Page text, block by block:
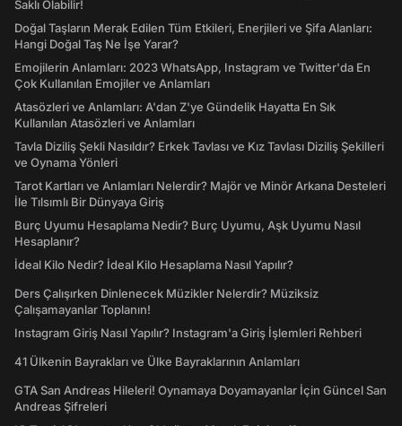
Saklı Olabilir!
Doğal Taşların Merak Edilen Tüm Etkileri, Enerjileri ve Şifa Alanları:
Hangi Doğal Taş Ne İşe Yarar?
Emojilerin Anlamları: 2023 WhatsApp, Instagram ve Twitter'da En
Çok Kullanılan Emojiler ve Anlamları
Atasözleri ve Anlamları: A'dan Z'ye Gündelik Hayatta En Sık
Kullanılan Atasözleri ve Anlamları
Tavla Diziliş Şekli Nasıldır? Erkek Tavlası ve Kız Tavlası Diziliş Şekilleri
ve Oynama Yönleri
Tarot Kartları ve Anlamları Nelerdir? Majör ve Minör Arkana Desteleri
İle Tılsımlı Bir Dünyaya Giriş
Burç Uyumu Hesaplama Nedir? Burç Uyumu, Aşk Uyumu Nasıl
Hesaplanır?
İdeal Kilo Nedir? İdeal Kilo Hesaplama Nasıl Yapılır?
Ders Çalışırken Dinlenecek Müzikler Nelerdir? Müziksiz
Çalışamayanlar Toplanın!
Instagram Giriş Nasıl Yapılır? Instagram'a Giriş İşlemleri Rehberi
41 Ülkenin Bayrakları ve Ülke Bayraklarının Anlamları
GTA San Andreas Hileleri! Oynamaya Doyamayanlar İçin Güncel San
Andreas Şifreleri